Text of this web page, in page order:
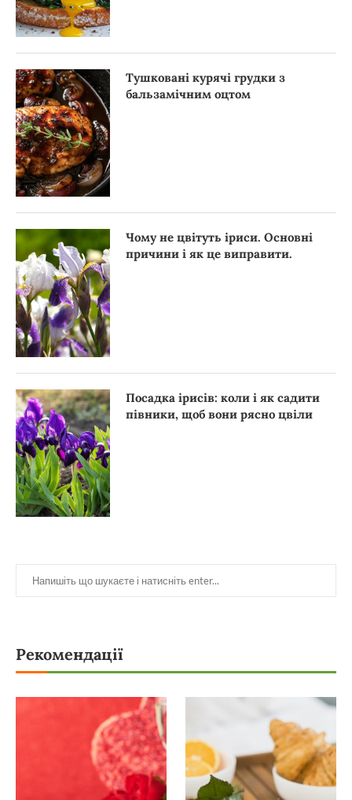
Рекомендації
Тушковані курячі грудки з
бальзамічним оцтом
Чому не цвітуть іриси. Основні
причини і як це виправити.
Посадка ірисів: коли і як садити
півники, щоб вони рясно цвіли